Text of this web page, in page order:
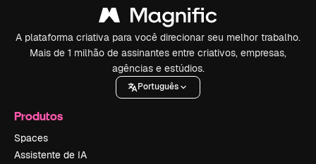
A plataforma criativa para você direcionar seu melhor trabalho.
Mais de 1 milhão de assinantes entre criativos, empresas,
agências e estúdios.
Português
Produtos
Spaces
Assistente de IA